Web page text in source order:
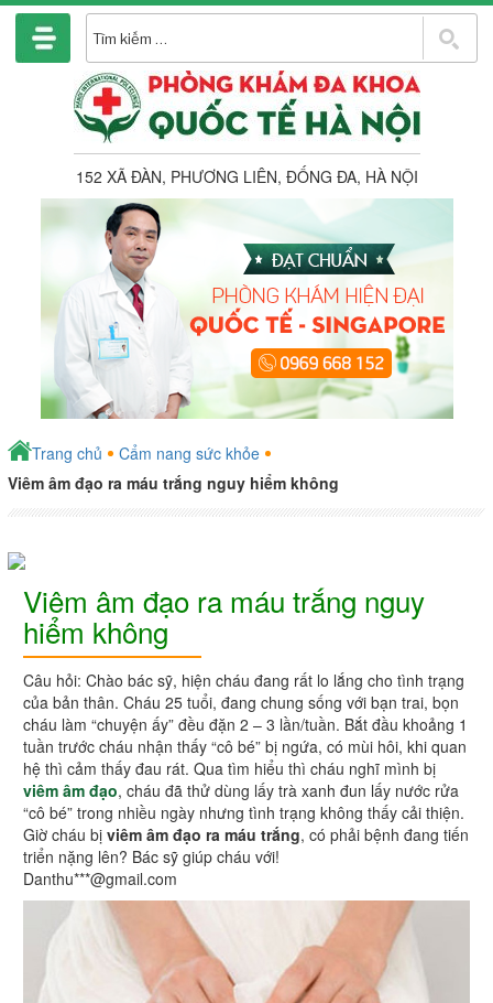
Chuyển
phần
152 XÃ ĐÀN, PHƯƠNG LIÊN, ĐỐNG ĐA, HÀ NỘI
Trang chủ
Cẩm nang sức khỏe
Viêm âm đạo ra máu trắng nguy hiểm không
Viêm âm đạo ra máu trắng nguy
hiểm không
Câu hỏi: Chào bác sỹ, hiện cháu đang rất lo lắng cho tình trạng
của bản thân. Cháu 25 tuổi, đang chung sống với bạn trai, bọn
cháu làm “chuyện ấy” đều đặn 2 – 3 lần/tuần. Bắt đầu khoảng 1
tuần trước cháu nhận thấy “cô bé” bị ngứa, có mùi hôi, khi quan
hệ thì cảm thấy đau rát. Qua tìm hiểu thì cháu nghĩ mình bị
viêm âm đạo, cháu đã thử dùng lấy trà xanh đun lấy nước rửa
“cô bé” trong nhiều ngày nhưng tình trạng không thấy cải thiện.
Giờ cháu bị viêm âm đạo ra máu trắng, có phải bệnh đang tiến
triển nặng lên? Bác sỹ giúp cháu với!
Danthu***@gmail.com